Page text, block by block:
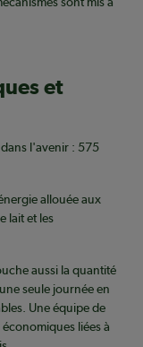
et
l'avenir : 575
allouée aux
lait et les
aussi la quantité
seule journée en
Une équipe de
liées à